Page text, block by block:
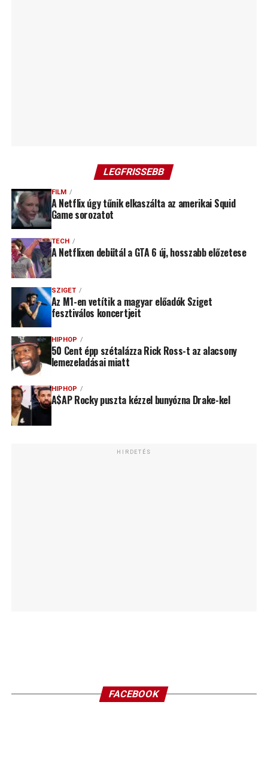
LEGFRISSEBB
FILM
A Netflix úgy tűnik elkaszálta az amerikai Squid
Game sorozatot
TECH
A Netflixen debütál a GTA 6 új, hosszabb előzetese
SZIGET
Az M1-en vetítik a magyar előadók Sziget
fesztiválos koncertjeit
HIPHOP
50 Cent épp szétalázza Rick Ross-t az alacsony
lemezeladásai miatt
HIPHOP
A$AP Rocky puszta kézzel bunyózna Drake-kel
HIRDETÉS
FACEBOOK